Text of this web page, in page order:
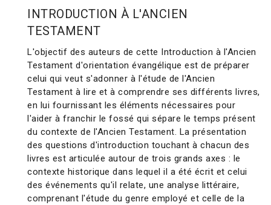
INTRODUCTION À L'ANCIEN
TESTAMENT
L'objectif des auteurs de cette Introduction à l'Ancien
Testament d'orientation évangélique est de préparer
celui qui veut s'adonner à l'étude de l'Ancien
Testament à lire et à comprendre ses différents livres,
en lui fournissant les éléments nécessaires pour
l'aider à franchir le fossé qui sépare le temps présent
du contexte de l'Ancien Testament. La présentation
des questions d'introduction touchant à chacun des
livres est articulée autour de trois grands axes : le
contexte historique dans lequel il a été écrit et celui
des événements qu'il relate, une analyse littéraire,
comprenant l'étude du genre employé et celle de la